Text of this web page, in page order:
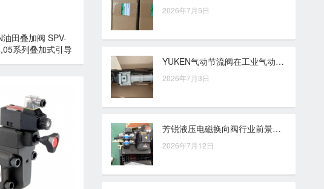
油田叠加阀 SPV-
系列叠加式引导
2026年7月5日
YUKEN气动节流阀在工业气动回路中的流量控制与成本管理思路
2026年7月3日
芳锐液压电磁换向阀行业前景研判：设备升级下的控制需求与应用边界
2026年7月12日